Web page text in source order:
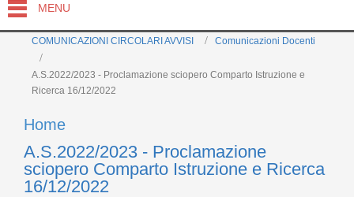
MENU
COMUNICAZIONI CIRCOLARI AVVISI Comunicazioni Docenti
A.S.2022/2023 - Proclamazione sciopero Comparto Istruzione e
Ricerca 16/12/2022
Home
A.S.2022/2023 - Proclamazione
sciopero Comparto Istruzione e Ricerca
16/12/2022